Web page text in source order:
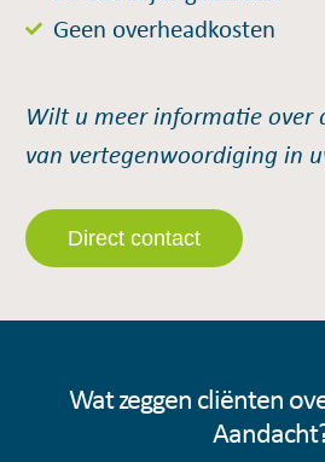
Geen overheadkosten
Wilt u meer informatie over
van vertegenwoordiging in
Direct contact
Wat zeggen cliënten